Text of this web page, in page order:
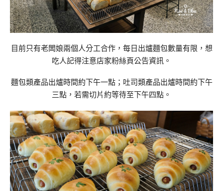
目前只有老闆娘兩個人分工合作，每日出爐麵包數量有限，想
吃人記得注意店家粉絲頁公告資訊。
麵包類產品出爐時間約下午一點；吐司類產品出爐時間約下午
三點，若需切片約等待至下午四點。